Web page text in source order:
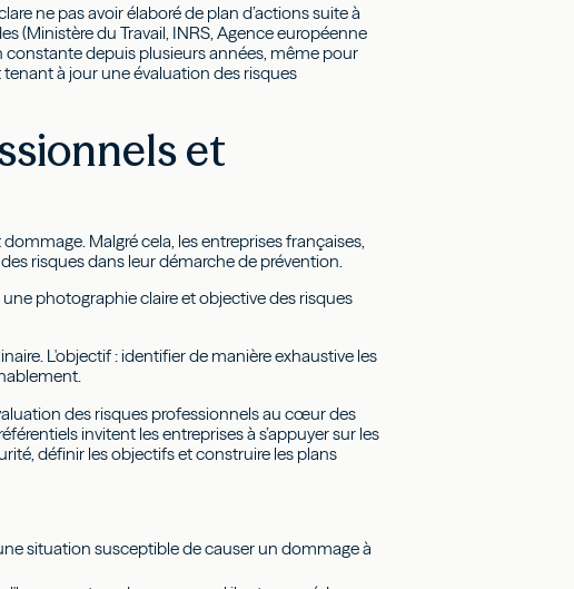
ne pas avoir élaboré de plan d’actions suite à
(Ministère du Travail, INRS, Agence européenne
depuis plusieurs années, même pour
à jour une évaluation des risques
et
Malgré cela, les entreprises françaises,
risques dans leur démarche de prévention.
photographie claire et objective des risques
L'objectif : identifier de manière exhaustive les
des risques professionnels au cœur des
invitent les entreprises à s’appuyer sur les
définir les objectifs et construire les plans
situation susceptible de causer un dommage à